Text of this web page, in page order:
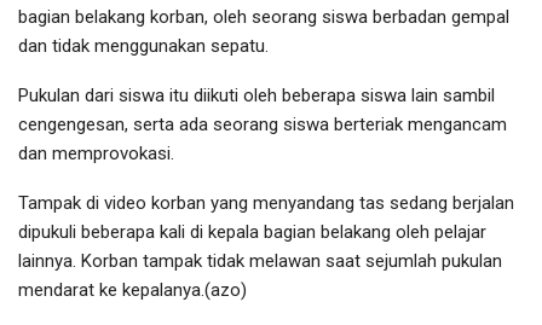
bagian belakang korban, oleh seorang siswa berbadan gempal
dan tidak menggunakan sepatu.
Pukulan dari siswa itu diikuti oleh beberapa siswa lain sambil
cengengesan, serta ada seorang siswa berteriak mengancam
dan memprovokasi.
Tampak di video korban yang menyandang tas sedang berjalan
dipukuli beberapa kali di kepala bagian belakang oleh pelajar
lainnya. Korban tampak tidak melawan saat sejumlah pukulan
mendarat ke kepalanya.(azo)